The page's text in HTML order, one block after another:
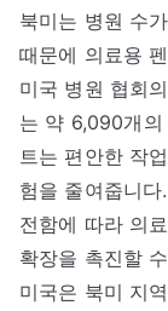
북미는 병원 수
때문에 의료용
미국 병원 협회
는 약 6,090개의
트는 편안한 작
험을 줄여줍니
전함에 따라 의
확장을 촉진할
미국은 북미 지